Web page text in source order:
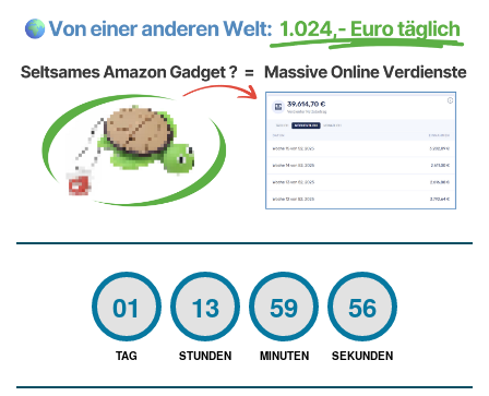
01
TAG
13
STUNDEN
59
MINUTEN
56
SEKUNDEN